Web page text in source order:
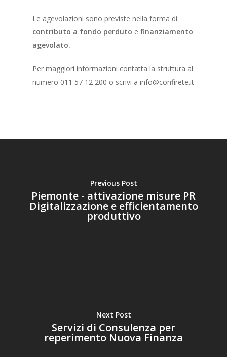
Le agevolazioni sono previste nella forma di
contributo a fondo perduto e finanziamento
agevolato.
Per maggiori informazioni contatta la struttura al
numero 011 57 12 200 o scrivi a info@confirete.it
Previous Post
Piemonte - attivazione misure PR
Digitalizzazione e efficientamento
produttivo
Next Post
Servizi di Consulenza per
reperimento Nuova Finanza